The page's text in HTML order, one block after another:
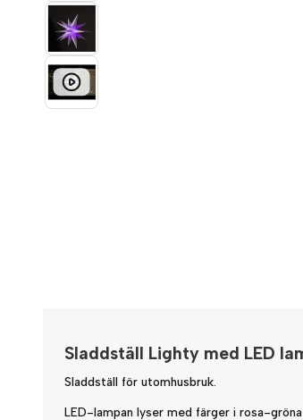
Sladdställ Lighty med LED
Sladdställ för utomhusbruk.
LED-lampan lyser med färger i rosa-